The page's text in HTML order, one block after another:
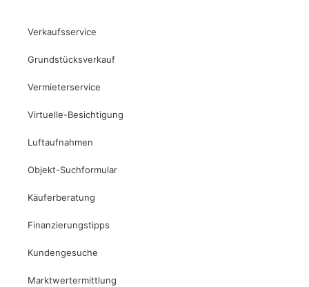
Verkaufsservice
Grundstücksverkauf
Vermieterservice
Virtuelle-Besichtigung
Luftaufnahmen
Objekt-Suchformular
Käuferberatung
Finanzierungstipps
Kundengesuche
Marktwertermittlung